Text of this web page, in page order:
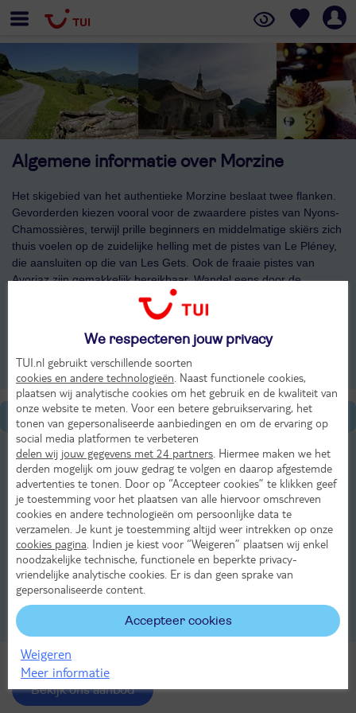
Algemene informatie over Morzine
Het skigebied van het authentieke Morzine beslaat twee flanken.
Gevorderden kiezen vooral voor de zwaardere pistes van Nyons-
Chamossières, terwijl prille beginners en middelmatige skiërs zich
thuis voelen op de zuidelijke helling met de pistes van Le Pléney,
die aansluiten op die van Les Gets. Ook de fraaie pistes van
Avoriaz zijn gemakkelijk bereikbaar. Wandel eens door de
straatjes van het authentieke en levendige bergdorp, langs de
typische chalets en laat u de geschiedenis van Morzine vertellen.
Algemene informatie
Praktische informatie over Morzine
Winkelen in Morzine
Sport in Morzine
Transport en verhuur in Morzine
Uitgaan en activiteiten in Morzine
Wetenswaardigheden in Morzine
Bekijk ons aanbod
We respecteren jouw privacy
TUI.nl gebruikt verschillende soorten
cookies en andere technologieën . Naast functionele cookies,
plaatsen wij analytische cookies om het gebruik en de kwaliteit van
onze website te meten. Voor een betere gebruikservaring, het
tonen van gepersonaliseerde aanbiedingen en om de ervaring op
social media platformen te verbeteren
delen wij jouw gegevens met 24 partners . Hiermee maken we het
derden mogelijk om jouw gedrag te volgen en daarop afgestemde
advertenties te tonen. Door op “Accepteer cookies” te klikken geef
je toestemming voor het plaatsen van alle hiervoor omschreven
cookies en andere technologieën om persoonlijke data te
verzamelen. Je kunt je toestemming altijd weer intrekken op onze
cookies pagina . Indien je kiest voor “Weigeren” plaatsen wij enkel
noodzakelijke technische, functionele en beperkte privacy-
vriendelijke analytische cookies. Er is dan geen sprake van
gepersonaliseerde content.
Accepteer cookies
Weigeren
Meer informatie